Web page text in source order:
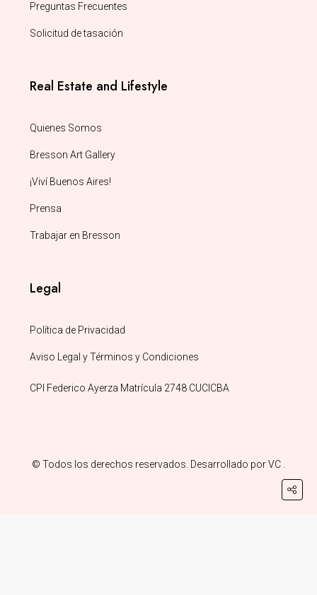
Preguntas Frecuentes
Solicitud de tasación
Real Estate and Lifestyle
Quienes Somos
Bresson Art Gallery
¡Viví Buenos Aires!
Prensa
Trabajar en Bresson
Legal
Política de Privacidad
Aviso Legal y Términos y Condiciones
CPI Federico Ayerza Matrícula 2748 CUCICBA
© Todos los derechos reservados. Desarrollado porVC